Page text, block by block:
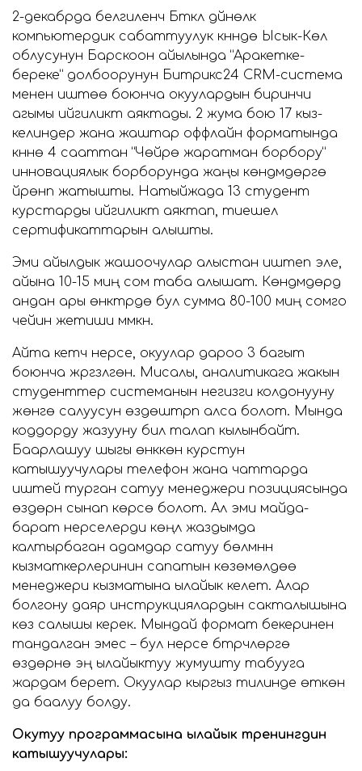
2-декабрда белгиленүүчү Бүткүл дүйнөлүк
компьютердик сабаттуулук күнүндө Ысык-Көл
облусунун Барскоон айылында “Аракетке-
береке” долбоорунун Битрикс24 CRM-система
менен иштөө боюнча окуулардын биринчи
агымы ийгиликтүү аяктады. 2 жума бою 17 кыз-
келиндер жана жаштар оффлайн форматында
күнүнө 4 сааттан “Чөйрө жаратман борбору”
инновациялык борборунда жаңы көндүмдөргө
үйрөнүп жатышты. Натыйжада 13 студент
курстарды ийгиликтүү аяктап, тиешелүү
сертификаттарын алышты.
Эми айылдык жашоочулар алыстан иштеп эле,
айына 10-15 миң сом таба алышат. Көндүмдөрдү
андан ары өнүктүрүүдө бул сумма 80-100 миң сомго
чейин жетиши мүмкүн.
Айта кетүүчү нерсе, окуулар дароо 3 багыт
боюнча жүргүзүлгөн. Мисалы, аналитикага жакын
студенттер системанын негизги колдонууну
жөнгө салуусун өздөштүрүп алса болот. Мында
коддорду жазууну билүү талап кылынбайт.
Баарлашуу шыгы өнүккөн курстун
катышуучулары телефон жана чаттарда
иштей турган сатуу менеджери позициясында
өздөрүн сынап көрсө болот. Ал эми майда-
барат нерселерди көңүл жаздымда
калтырбаган адамдар сатуу бөлүмүнүн
кызматкерлеринин сапатын көзөмөлдөө
менеджери кызматына ылайык келет. Алар
болгону даяр инструкциялардын сакталышына
көз салышы керек. Мындай формат бекеринен
тандалган эмес – бул нерсе бүтүрүүчүлөргө
өздөрүнө эң ылайыктуу жумушту табууга
жардам берет. Окуулар кыргыз тилинде өткөнү
да баалуу болду.
Окутуу программасына ылайык тренингдин
катышуучулары: